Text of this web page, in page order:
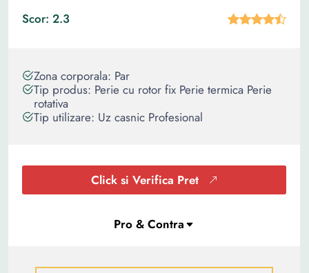
Scor: 2.3
Zona corporala: Par
Tip produs: Perie cu rotor fix Perie termica Perie
rotativa
Tip utilizare: Uz casnic Profesional
Click si Verifica Pret